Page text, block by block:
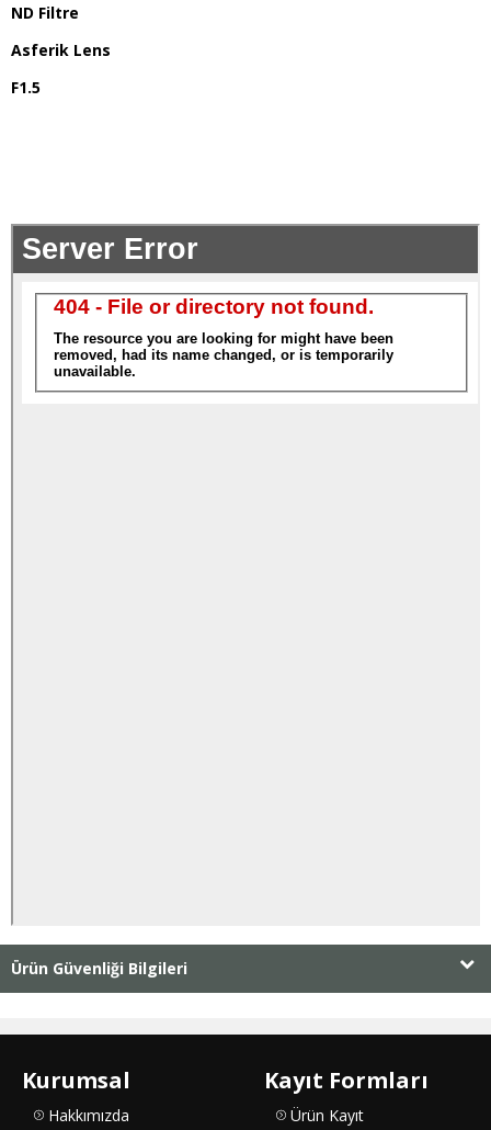
ND Filtre
Asferik Lens
F1.5
Ürün Güvenliği Bilgileri
Kurumsal
Hakkımızda
Kayıt Formları
Ürün Kayıt